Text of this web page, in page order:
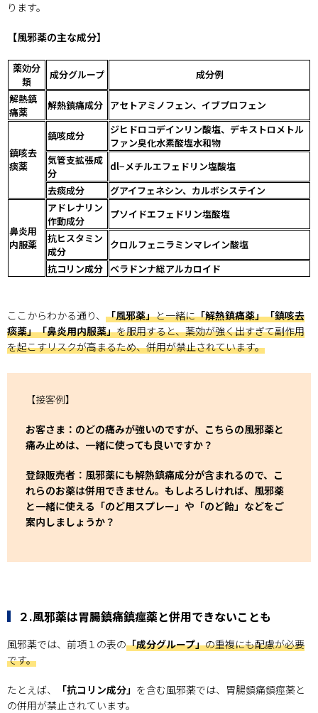
ります。
【風邪薬の主な成分】
薬効分
類
成分グループ
成分例
解熱鎮
痛薬
解熱鎮痛成分 アセトアミノフェン、イブプロフェン
鎮咳去
痰薬
鎮咳成分
ジヒドロコデインリン酸塩、デキストロメトル
ファン臭化水素酸塩水和物
気管支拡張成
分
dl−メチルエフェドリン塩酸塩
去痰成分
グアイフェネシン、カルボシステイン
鼻炎用
内服薬
アドレナリン
作動成分
プソイドエフェドリン塩酸塩
抗ヒスタミン
成分
クロルフェニラミンマレイン酸塩
抗コリン成分 ベラドンナ総アルカロイド
ここからわかる通り、 「風邪薬」と一緒に「解熱鎮痛薬」「鎮咳去
痰薬」「鼻炎用内服薬」を服用すると、薬効が強く出すぎて副作用
を起こすリスクが高まるため、併用が禁止されています。
【接客例】
お客さま：のどの痛みが強いのですが、こちらの風邪薬と
痛み止めは、一緒に使っても良いですか？
登録販売者：風邪薬にも解熱鎮痛成分が含まれるので、こ
れらのお薬は併用できません。もしよろしければ、風邪薬
と一緒に使える「のど用スプレー」や「のど飴」などをご
案内しましょうか？
２.風邪薬は胃腸鎮痛鎮痙薬と併用できないことも
風邪薬では、前項１の表の「成分グループ」の重複にも配慮が必要
です。
たとえば、 「抗コリン成分」 を含む風邪薬では、胃腸鎮痛鎮痙薬と
の併用が禁止されています。